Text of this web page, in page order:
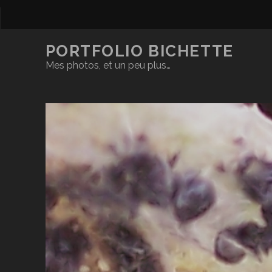
PORTFOLIO BICHETTE
Mes photos, et un peu plus…